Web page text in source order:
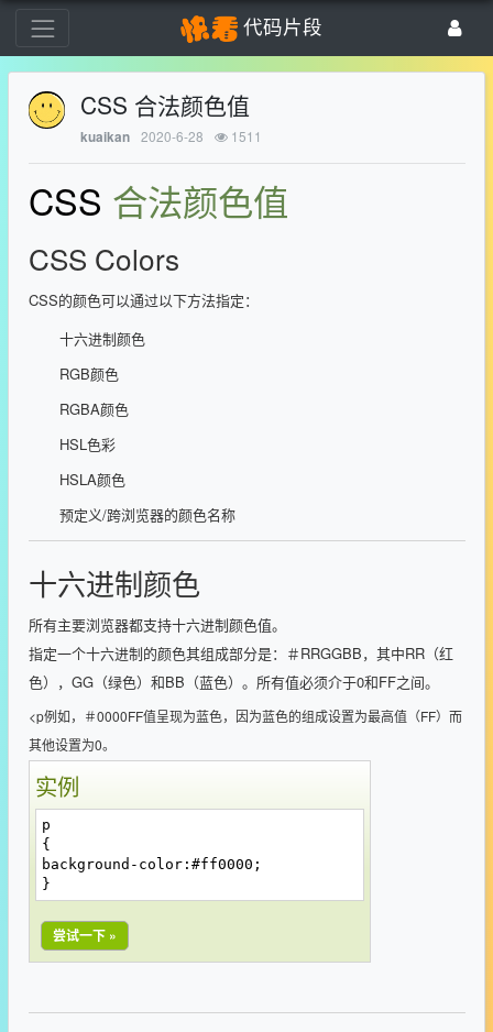
代码片段
CSS 合法颜色值
kuaikan 2020-6-28 1511
CSS 合法颜色值
CSS Colors
CSS的颜色可以通过以下方法指定：
十六进制颜色
RGB颜色
RGBA颜色
HSL色彩
HSLA颜色
预定义/跨浏览器的颜色名称
十六进制颜色
所有主要浏览器都支持十六进制颜色值。
指定一个十六进制的颜色其组成部分是：＃RRGGBB，其中RR（红
色），GG（绿色）和BB（蓝色）。所有值必须介于0和FF之间。
<p例如，＃0000FF值呈现为蓝色，因为蓝色的组成设置为最高值（FF）而
其他设置为0。
实例
p
{
background-color:#ff0000;
}
尝试一下 »